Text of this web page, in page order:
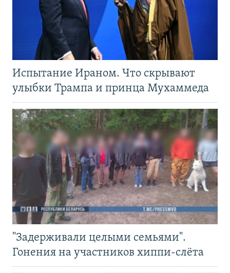
Испытание Ираном. Что скрывают
улыбки Трампа и принца Мухаммеда
"Задерживали целыми семьями".
Гонения на участников хиппи-слёта